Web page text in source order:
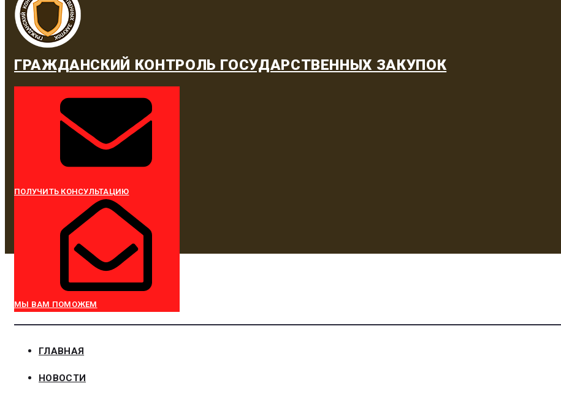
ГРАЖДАНСКИЙ КОНТРОЛЬ ГОСУДАРСТВЕННЫХ ЗАКУПОК
ПОЛУЧИТЬ КОНСУЛЬТАЦИЮ
МЫ ВАМ ПОМОЖЕМ
ГЛАВНАЯ
НОВОСТИ